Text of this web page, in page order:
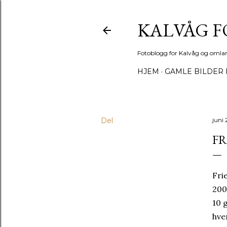
KALVÅG
Fotoblogg for Kalvåg og
HJEM GAMLE BILDER
Del juni
10